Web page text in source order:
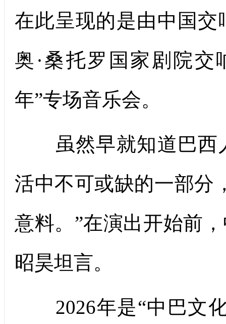
在此呈现的是由中国
奥·桑托罗国家剧院交
年”专场音乐会。
虽然早就知道巴西
活中不可或缺的一部分
意料。”在演出开始前
昭昊坦言。
2026年是“中巴文化